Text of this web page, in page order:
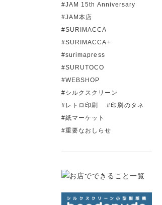
JAM 15th Anniversary
JAM本店
SURIMACCA
SURIMACCA+
surimapress
SURUTOCO
WEBSHOP
シルクスクリーン
レトロ印刷
印刷のタネ
紙マーケット
重要なおしらせ